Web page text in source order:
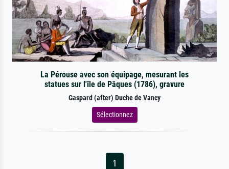
La Pérouse avec son équipage, mesurant les
statues sur l'île de Pâques (1786), gravure
Gaspard (after) Duche de Vancy
Sélectionnez
1